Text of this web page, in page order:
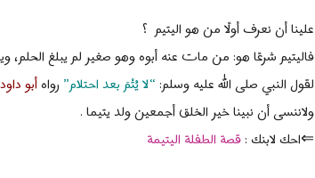
علينا أن نعرف أولًا من هو اليتيم ؟
فاليتيم شرعًا هو: من مات عنه أبوه وهو صغير لم يبلغ الحلم،
لقول النبي صلى الله عليه وسلم:“لا يُتْمَ بعد احتلام”رواهأبو
ولاننسى أن نبينا خير الخلق أجمعين ولد يتيما .
⇐احك لابنك :قصة الطفلة اليتيمة